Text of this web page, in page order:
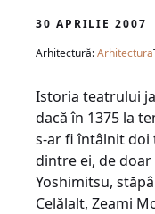
30 APRILIE 2007
Arhitectură:Arhitectura
Istoria teatrului
dacă în 1375 la
s-ar fi întâlnit doi
dintre ei, de doar
Yoshimitsu,
Celălalt, Zeami